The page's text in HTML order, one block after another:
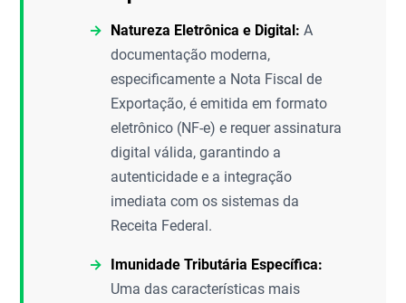
Natureza Eletrônica e Digital: A
documentação moderna,
especificamente a Nota Fiscal de
Exportação, é emitida em formato
eletrônico (NF-e) e requer assinatura
digital válida, garantindo a
autenticidade e a integração
imediata com os sistemas da
Receita Federal.
Imunidade Tributária Específica:
Uma das características mais